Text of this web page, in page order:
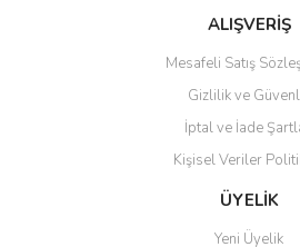
Gönder
ALIŞVERİŞ
Mesafeli Satış
Gizlilik ve
İptal ve İade
Kişisel Veriler
ÜYELİK
Yeni Üyelik